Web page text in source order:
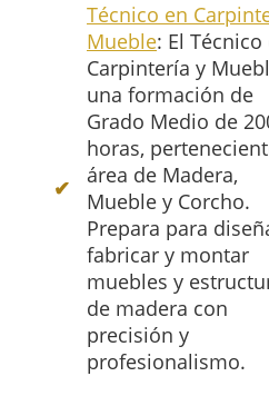
Técnico en
Mueble: El Técnico
Carpintería y
una formación de
Grado Medio de
horas,
área de Madera,
Mueble y Corcho.
Prepara para
fabricar y montar
muebles y
de madera con
precisión y
profesionalismo.